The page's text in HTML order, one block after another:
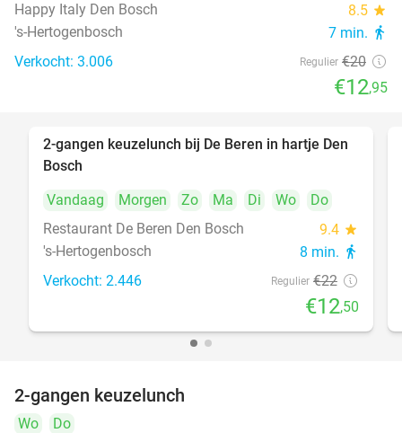
Happy Italy Den Bosch
8.5 star
's-Hertogenbosch 7 min. directions_walk
Verkocht: 3.006 Regulier €20
€12,95
43%
2-gangen keuzelunch bij De Beren in hartje Den
Bosch
Vandaag
Morgen Zo Ma Di Wo
Do
Restaurant De Beren Den Bosch
9.4 star
's-Hertogenbosch 8 min. directions_walk
Verkocht: 2.446 Regulier €22
€12,50
2-gangen keuzelunch
Wo
Do